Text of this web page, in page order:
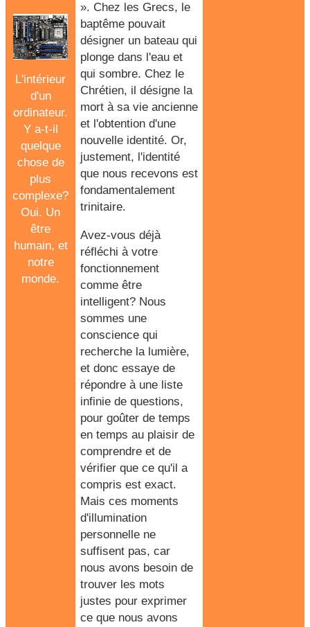
L'intérieur
d'un
ordinateur.
Y a-t-il
quelque
chose de
plus
complexe?
Oui. Un
être
humain, et
notre
monde.
». Chez les Grecs, le
baptême pouvait
désigner un bateau qui
plonge dans l'eau et
qui sombre. Chez le
Chrétien, il désigne la
mort à sa vie ancienne
et l'obtention d'une
nouvelle identité. Or,
justement, l'identité
que nous recevons est
fondamentalement
trinitaire.
Avez-vous déjà
réfléchi à votre
fonctionnement
comme être
intelligent? Nous
sommes une
conscience qui
recherche la lumière,
et donc essaye de
répondre à une liste
infinie de questions,
pour goûter de temps
en temps au plaisir de
comprendre et de
vérifier que ce qu'il a
compris est exact.
Mais ces moments
d'illumination
personnelle ne
suffisent pas, car
nous avons besoin de
trouver les mots
justes pour exprimer
ce que nous avons